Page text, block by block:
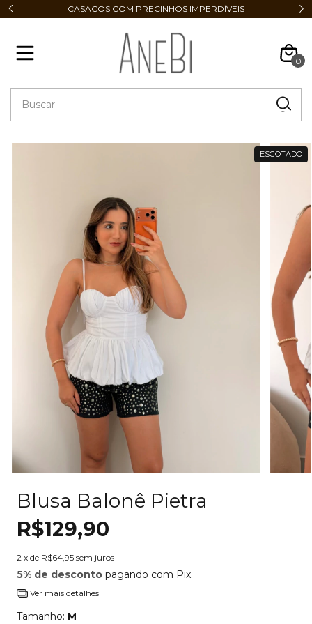
CASACOS COM PRECINHOS IMPERDÍVEIS
0
ESGOTADO
Blusa Balonê Pietra
R$129,90
2 x de R$64,95 sem juros
5% de desconto pagando com Pix
Ver mais detalhes
Tamanho: M